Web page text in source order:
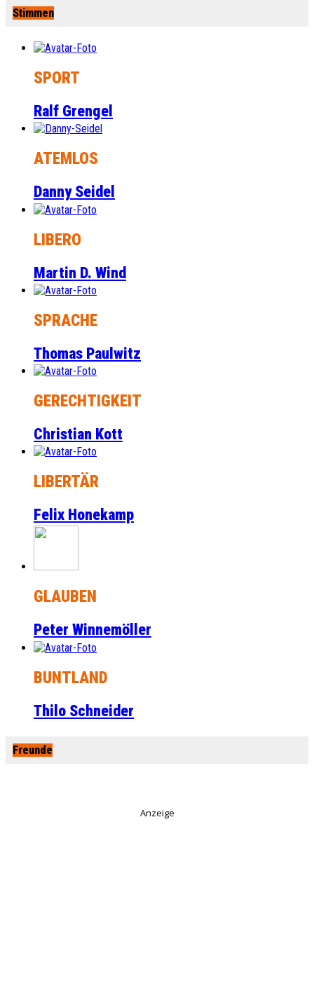
Stimmen
SPORT
Ralf Grengel
ATEMLOS
Danny Seidel
LIBERO
Martin D. Wind
SPRACHE
Thomas Paulwitz
GERECHTIGKEIT
Christian Kott
LIBERTÄR
Felix Honekamp
GLAUBEN
Peter Winnemöller
BUNTLAND
Thilo Schneider
Freunde
Anzeige